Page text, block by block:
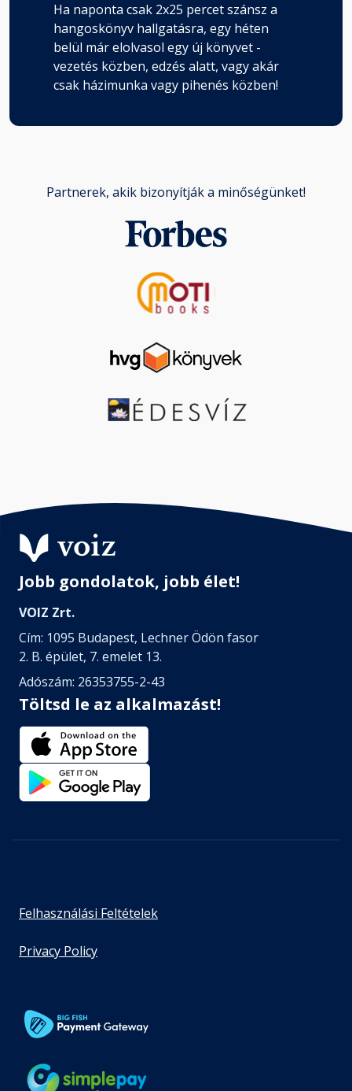
Ha naponta csak 2x25 percet szánsz a
hangoskönyv hallgatásra, egy héten
belül már elolvasol egy új könyvet -
vezetés közben, edzés alatt, vagy akár
csak házimunka vagy pihenés közben!
Partnerek, akik bizonyítják a minőségünket!
Jobb gondolatok, jobb élet!
VOIZ Zrt.
Cím: 1095 Budapest, Lechner Ödön fasor
2. B. épület, 7. emelet 13.
Adószám: 26353755-2-43
Töltsd le az alkalmazást!
Felhasználási Feltételek
Privacy Policy